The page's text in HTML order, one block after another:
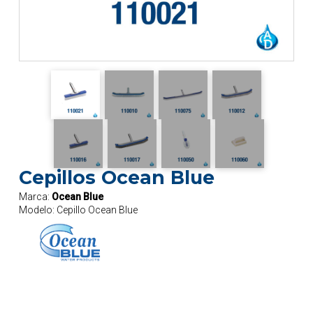
Cepillos Ocean Blue
Marca: Ocean Blue
Modelo: Cepillo Ocean Blue